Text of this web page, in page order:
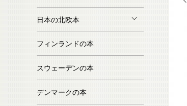
日本の北欧本
フィンランドの本
スウェーデンの本
デンマークの本